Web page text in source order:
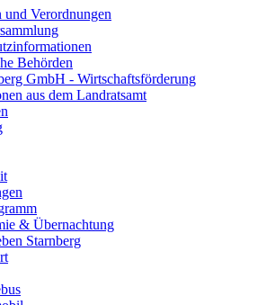
und Verordnungen
Behörden
GmbH - Wirtschaftsförderung
aus dem Landratsamt
& Übernachtung
Starnberg